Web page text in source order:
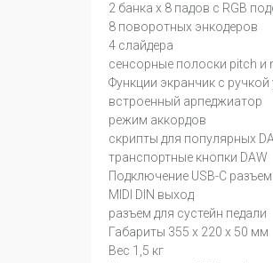
2 банка х 8 падов с RGB
8 поворотных энкодеров
4 слайдера
сенсорные полоски pitch и
Функции экранчик с ручкой
встроенный арпеджиатор
режим аккордов
скрипты для популярных
транспортные кнопки DAW
Подключение USB-С разъем
MIDI DIN выход
разъем для сустейн педали
Габариты 355 x 220 x 50 мм
Вес 1,5 кг